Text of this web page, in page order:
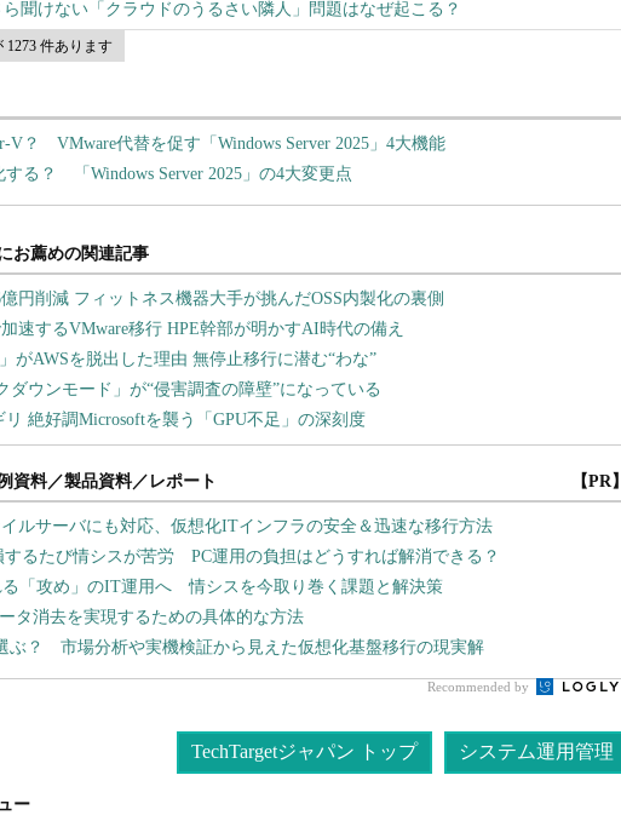
ら聞けない「クラウドのうるさい隣人」問題はなぜ起こる？
1273 件あります
V？ VMware代替を促す「Windows Server 2025」4大機能
る？ 「Windows Server 2025」の4大変更点
資料／製品資料／レポート 【PR】
ルサーバにも対応、仮想化ITインフラの安全＆迅速な移行方法
するたび情シスが苦労 PC運用の負担はどうすれば解消できる？
「攻め」のIT運用へ 情シスを今取り巻く課題と解決策
タ消去を実現するための具体的な方法
ぶ？ 市場分析や実機検証から見えた仮想化基盤移行の現実解
Recommended by
TechTargetジャパン トップ システム運用管理